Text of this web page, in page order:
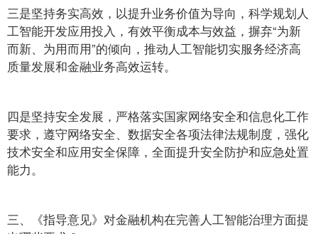
三是坚持务实高效，以提升业务价值为导向，科学规划人
工智能开发应用投入，有效平衡成本与效益，摒弃“为新
而新、为用而用”的倾向，推动人工智能切实服务经济高
质量发展和金融业务高效运转。
四是坚持安全发展，严格落实国家网络安全和信息化工作
要求，遵守网络安全、数据安全各项法律法规制度，强化
技术安全和应用安全保障，全面提升安全防护和应急处置
能力。
三、《指导意见》对金融机构在完善人工智能治理方面提